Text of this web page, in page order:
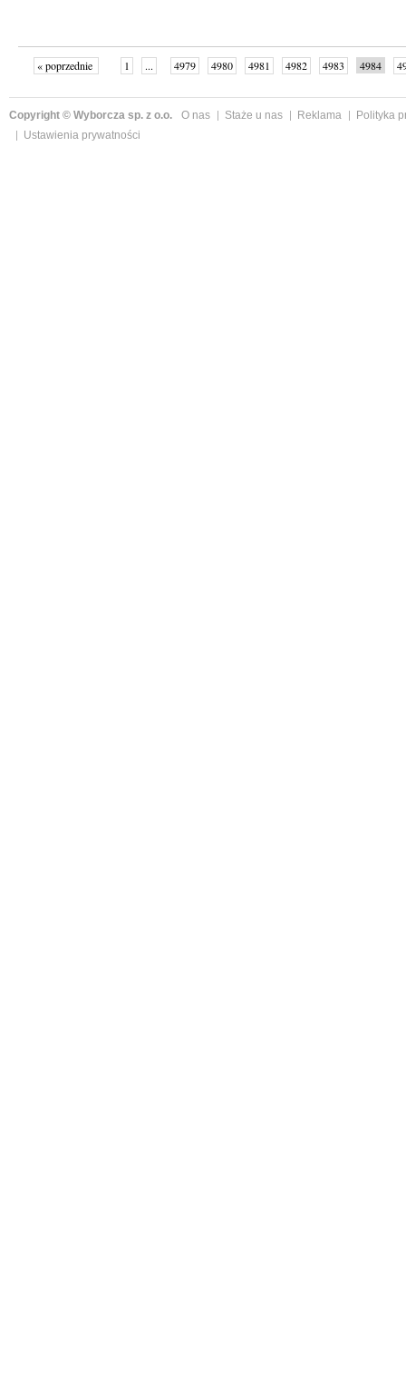
« poprzednie 1 ... 4979 4980 4981 4982 4983 4984
Copyright © Wyborcza sp. z o.o. O nas Staże u nas Reklama
Polityka
Ustawienia prywatności